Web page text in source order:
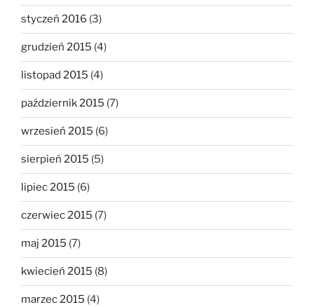
styczeń 2016 (3)
grudzień 2015 (4)
listopad 2015 (4)
październik 2015 (7)
wrzesień 2015 (6)
sierpień 2015 (5)
lipiec 2015 (6)
czerwiec 2015 (7)
maj 2015 (7)
kwiecień 2015 (8)
marzec 2015 (4)